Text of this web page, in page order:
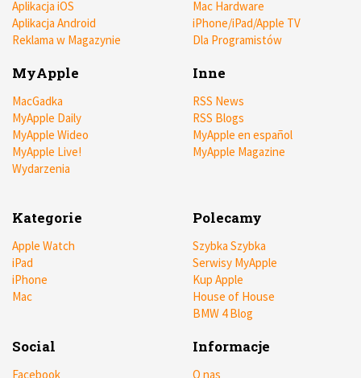
Aplikacja iOS
Aplikacja Android
Reklama w Magazynie
Mac Hardware
iPhone/iPad/Apple TV
Dla Programistów
MyApple
MacGadka
MyApple Daily
MyApple Wideo
MyApple Live!
Wydarzenia
Inne
RSS News
RSS Blogs
MyApple en español
MyApple Magazine
Kategorie
Apple Watch
iPad
iPhone
Mac
Polecamy
Szybka Szybka
Serwisy MyApple
Kup Apple
House of House
BMW 4 Blog
Social
Facebook
Informacje
O nas